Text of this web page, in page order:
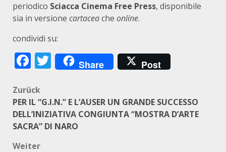
periodico Sciacca Cinema Free Press, disponibile
sia in versione cartaceache online.
condividi su:
Facebook
Twitter
Share Post
Beitragsnavigation
Zurück
PER IL “G.I.N.” E L’AUSER UN GRANDE SUCCESSO
DELL’INIZIATIVA CONGIUNTA “MOSTRA D’ARTE
SACRA” DI NARO
Weiter